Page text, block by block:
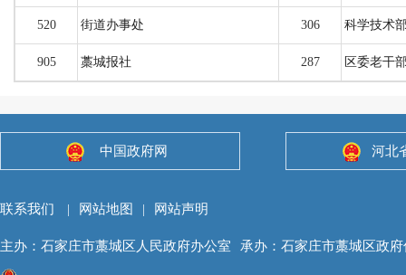
520 街道办事处 306 科学技术
905 藁城报社 287 区委老干
中国政府网 河北